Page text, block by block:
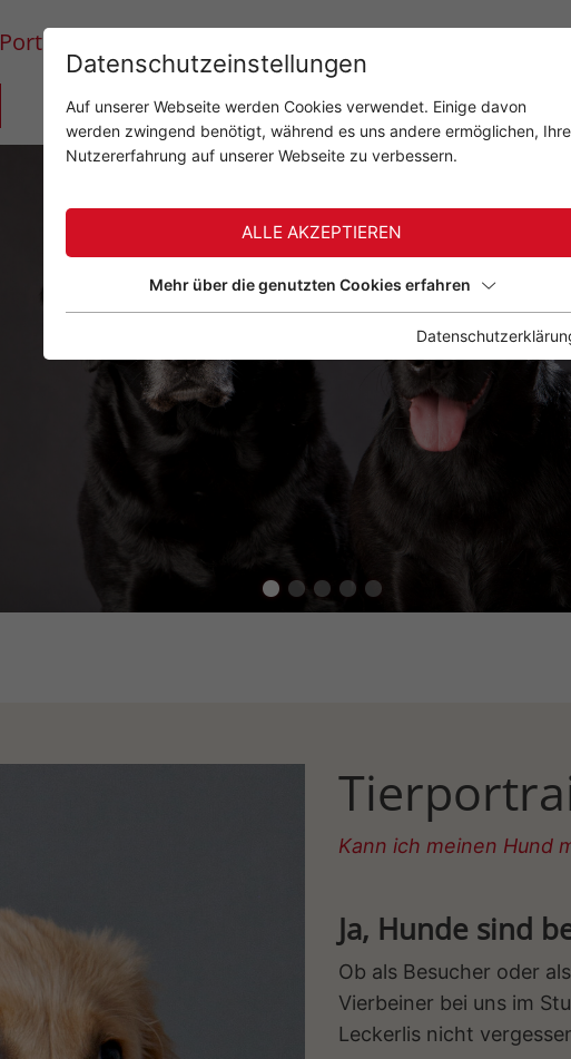
Kann ich meinen Hund
Ja, Hunde sind
Ob als Besucher oder
Vierbeiner bei uns im
Leckerlis nicht
Datenschutzeinstellungen
Auf unserer Webseite werden Cookies verwendet. Einige davon
werden zwingend benötigt, während es uns andere ermöglichen, Ihre
Nutzererfahrung auf unserer Webseite zu verbessern.
ALLE AKZEPTIEREN
Mehr über die genutzten Cookies erfahren
Portrait weitere